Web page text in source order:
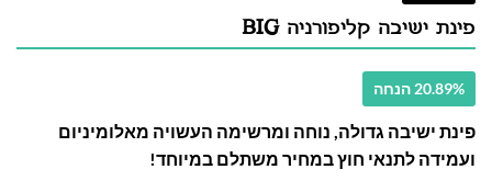
פינת ישיבה קליפורניה BIG
20.89% הנחה
פינת ישיבה גדולה, נוחה ומרשימה העשויה מאלומיניום
ועמידה לתנאי חוץ במחיר משתלם במיוחד!